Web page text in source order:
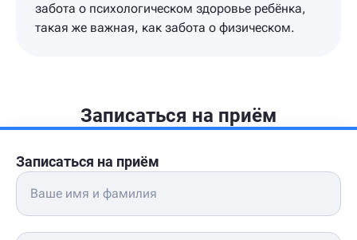
забота о психологическом здоровье ребёнка,
такая же важная, как забота о физическом.
Записаться на приём
Записаться на приём